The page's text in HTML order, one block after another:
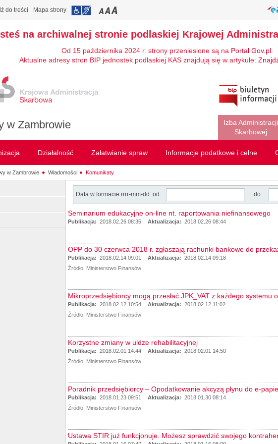
do treści Mapa strony
na archiwalnej stronie podlaskiej Krajowej
Od 15 października 2024 r. strony przeniesione są na Portal Gov.pl.
Aktualne adresy stron BIP jednostek podlaskiej KAS znajdują się w artykule:
w Zambrowie
Izba Administracji
Skarbowej
Działalność Załatwianie spraw Informacje podatkowe i celne
w Zambrowie Wiadomości Komunikaty
Data w formacie rrrr-mm-dd: od do:
Seminarium edukacyjne on-line nt. raportowania niefinansowego
Publikacja: 2018.02.26 08:36 Aktualizacja: 2018.02.26 08:44
OPP do 30 czerwca 2018 r. zgłaszają rachunki bankowe do
Publikacja: 2018.02.14 09:01 Aktualizacja: 2018.02.14 09:18
Źródło: Ministerstwo Finansów
Mikroprzedsiębiorcy mogą przesłać JPK_VAT z każdego systemu
Publikacja: 2018.02.12 10:54 Aktualizacja: 2018.02.12 11:02
Źródło: Ministerstwo Finansów
Korzystne zmiany w uldze rehabilitacyjnej
Publikacja: 2018.02.01 14:44 Aktualizacja: 2018.02.01 14:50
Źródło: Ministerstwo Finansów
Poradnik przedsiębiorcy – Opodatkowanie akcyzą płynu do e-
Publikacja: 2018.01.23 09:51 Aktualizacja: 2018.01.30 08:14
Źródło: Ministerstwo Finansów
Ustawa STIR już funkcjonuje. Możesz sprawdzić swojego